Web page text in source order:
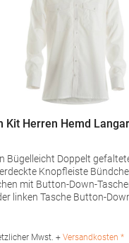
Kit Herren Hemd
mit Button-Down-
Button-Down-Schulterklappen
105 g/
/ 45% PolyesterAngaben zur
Mwst. + Versandkosten *